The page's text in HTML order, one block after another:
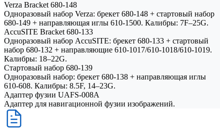
Verza Bracket 680-148
Одноразовый набор Verza: брекет 680-148 + стартовый набор
680-149 + направляющая иглы 610-1500. Калибры: 7F–25G.
AccuSITE Bracket 680-133
Одноразовый набор AccuSITE: брекет 680-133 + стартовый
набор 680-132 + направляющие 610-1017/610-1018/610-1019.
Калибры: 18–22G.
Стартовый набор 680-139
Одноразовый набор: брекет 680-138 + направляющая иглы
610-608. Калибры: 8.5F, 14–23G.
Адаптер фузии UAFS-008A
Адаптер для навигационной фузии изображений.